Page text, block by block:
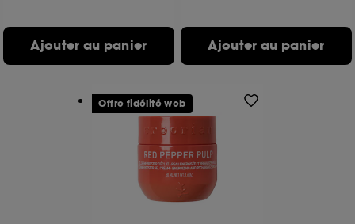
Ajouter au panier Ajouter au panier
Offre fidélité web